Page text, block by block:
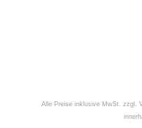
Alle Preise inklusive MwSt. zzgl.